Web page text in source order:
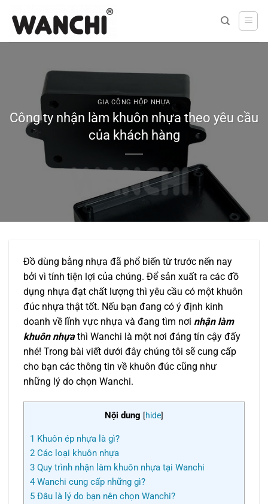
qua
GIA CÔNG HỘP NHỰA
Công ty nhận làm khuôn nhựa theo yêu cầu
của khách hàng
Đồ dùng bằng nhựa đã phổ biến từ trước nến nay
bởi vì tính tiện lợi của chúng. Để sản xuất ra các đồ
dụng nhựa đạt chất lượng thì yêu cầu có một khuôn
đúc nhựa thật tốt. Nếu bạn đang có ý định kinh
doanh về lĩnh vực nhựa và đang tìm nơi nhận làm
khuôn nhựathì Wanchi là một nơi đáng tín cậy đấy
nhé! Trong bài viết dưới đây chúng tôi sẽ cung cấp
cho bạn các thông tin về khuôn đúc cũng như
những lý do chọn Wanchi.
Nội dung [hide]
1 Khuôn ép nhựa là gì?
2 Các loại khuôn nhựa
3 Quy trình nhận làm khuôn nhựa tại Wanchi
4 Wanchi cung cấp những gì?
5 Đâu là lý do bạn nên chọn Wanchi?